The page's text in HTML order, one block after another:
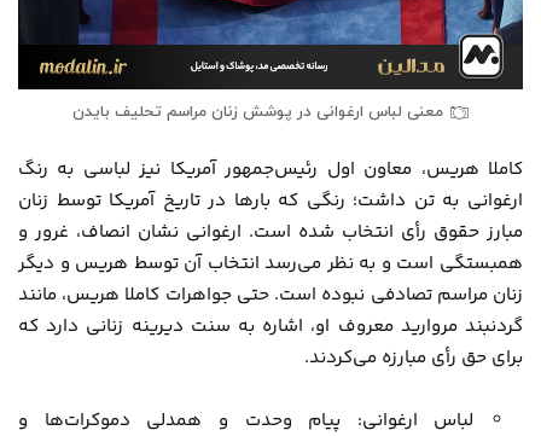
معنی لباس ارغوانی در پوشش زنان مراسم تحلیف بایدن
کاملا هریس، معاون اول رئیس‌جمهور آمریکا نیز لباسی به رنگ
ارغوانی به تن داشت؛ رنگی که بارها در تاریخ آمریکا توسط زنان
مبارز حقوق رأی انتخاب شده است. ارغوانی نشان انصاف، غرور و
همبستگی است و به نظر می‌رسد انتخاب آن توسط هریس و دیگر
زنان مراسم تصادفی نبوده است. حتی جواهرات کاملا هریس، مانند
گردنبند مروارید معروف او، اشاره به سنت دیرینه زنانی دارد که
برای حق رأی مبارزه می‌کردند.
لباس ارغوانی: پیام وحدت و همدلی دموکرات‌ها و